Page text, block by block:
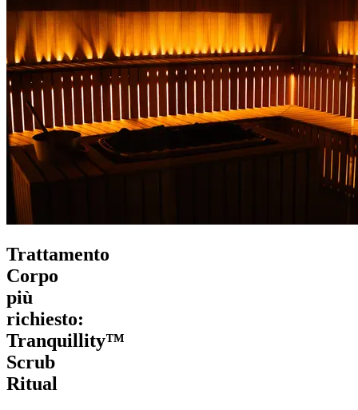
Trattamento
Corpo
più
richiesto:
Tranquillity™
Scrub
Ritual